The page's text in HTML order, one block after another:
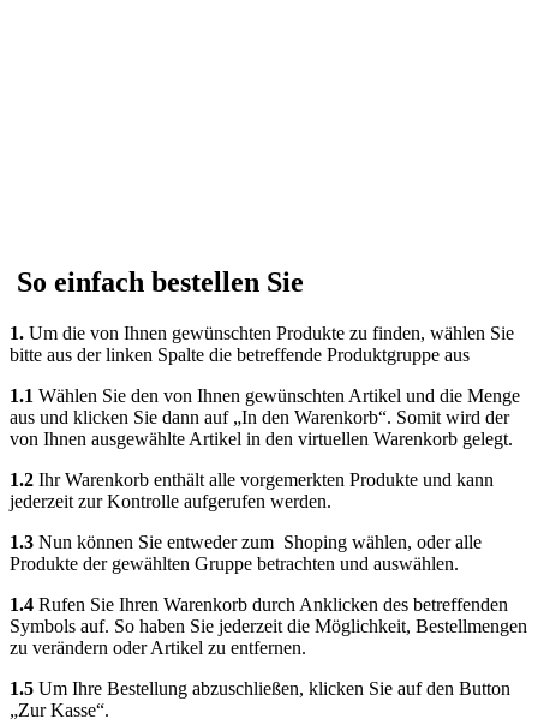
So einfach bestellen Sie
1. Um die von Ihnen gewünschten Produkte zu finden, wählen Sie
bitte aus der linken Spalte die betreffende Produktgruppe aus
1.1 Wählen Sie den von Ihnen gewünschten Artikel und die Menge
aus und klicken Sie dann auf „In den Warenkorb“. Somit wird der
von Ihnen ausgewählte Artikel in den virtuellen Warenkorb gelegt.
1.2 Ihr Warenkorb enthält alle vorgemerkten Produkte und kann
jederzeit zur Kontrolle aufgerufen werden.
1.3 Nun können Sie entweder zum Shoping wählen, oder alle
Produkte der gewählten Gruppe betrachten und auswählen.
1.4 Rufen Sie Ihren Warenkorb durch Anklicken des betreffenden
Symbols auf. So haben Sie jederzeit die Möglichkeit, Bestellmengen
zu verändern oder Artikel zu entfernen.
1.5 Um Ihre Bestellung abzuschließen, klicken Sie auf den Button
„Zur Kasse“.